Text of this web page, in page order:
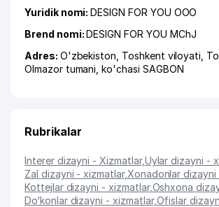
Yuridik nomi:DESIGN FOR YOU ООО
Brend nomi:DESIGN FOR YOU MChJ
Adres: O'zbekiston, Toshkent viloyati
Olmazor tumani ,ko'chasi SAGBON
Rubrikalar
Interer dizayni - Xizmatlar,Uylar dizayni -
Zal dizayni - xizmatlar, Xonadonlar
Kottejlar dizayni - xizmatlar,Oshxona
Do‘konlar dizayni - xizmatlar,Ofislar